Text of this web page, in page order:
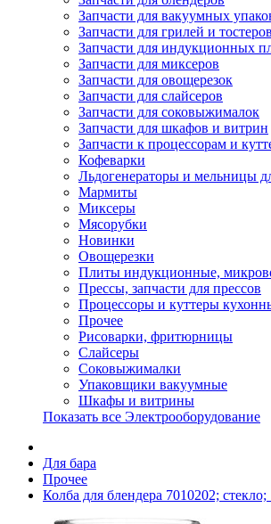
Запчасти для вакуумных
Запчасти для грилей и тостеров
Запчасти для индукционных
Запчасти для миксеров
Запчасти для овощерезок
Запчасти для слайсеров
Запчасти для соковыжималок
Запчасти для шкафов и витрин
Запчасти к процессорам и
Кофеварки
Льдогенераторы и мельницы
Мармиты
Миксеры
Мясорубки
Новинки
Овощерезки
Плиты индукционные,
Прессы, запчасти для прессов
Процессоры и куттеры
Прочее
Рисоварки, фритюрницы
Слайсеры
Соковыжималки
Упаковщики вакуумные
Шкафы и витрины
Показать все Электрооборудование
Для бара
Прочее
Колба для блендера 7010202; стекло;